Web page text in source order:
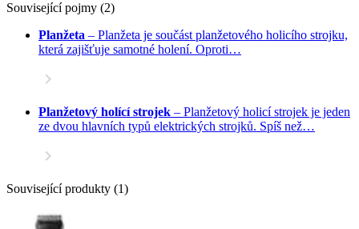
Související pojmy (2)
Planžeta – Planžeta je součást planžetového holicího strojku,
která zajišťuje samotné holení. Oproti…
Planžetový holící strojek – Planžetový holicí strojek je jeden
ze dvou hlavních typů elektrických strojků. Spíš než…
Související produkty (1)